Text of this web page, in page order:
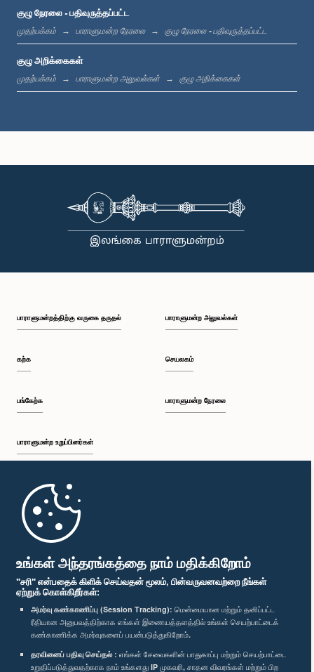
உங்கள் அந்தரங்கத்தை நாம் மதிக்கிறோம்
"சரி" என்பதைக் கிளிக் செய்வதன் மூலம், பின்வருவனவற்றை நீங்கள்
ஏற்றுக் கொள்கிறீர்கள்:
அமர்வு கண்காணிப்பு (Session Tracking): மென்மையான மற்றும் தனிப்பட்ட
ரீதியான அனுபவத்திற்காக எங்கள் இணையத்தளத்தில் உங்கள் செயற்பாட்டைக்
கண்காணிக்க அமர்வுகளைப் பயன்படுத்துகிறோம்.
தரவினைப் பதிவு செய்தல் : எங்கள் சேவைகளின் பாதுகாப்பு மற்றும் செயற்பாட்டை
உறுதிப்படுத்துவதற்காக நாம் உங்களது IP முகவரி, சாதன விவரங்கள் மற்றும் பிற
உறுப்பினர்
குழு நேரலை - பதிவுருத்தப்பட்ட
முதற்பக்கம் பாராளுமன்ற நேரலை குழு நேரலை - பதிவுருத்தப்பட்ட
குழு அறிக்கைகள்
முதற்பக்கம் பாராளுமன்ற அலுவல்கள் குழு அறிக்கைகள்
பாராளுமன்றத்திற்கு வருகை தருதல்
கற்க
பங்கேற்க
பாராளுமன்ற உறுப்பினர்கள்
முதற்பக்கம்
பாராளுமன்ற அலுவல்கள்
செயலகம்
பாராளுமன்ற நேரலை
பாராளுமன்ற கையடக்க செயலி
எம்மை பின்தொடர்க :
விருதுகள்